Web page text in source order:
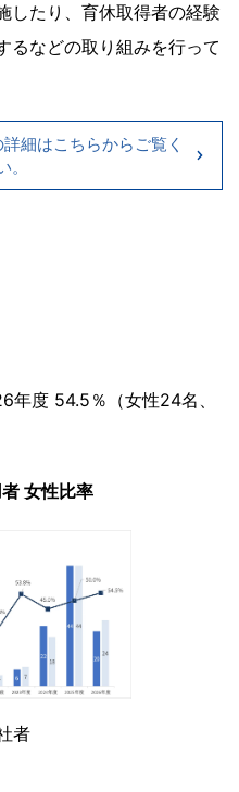
したり、育休取得者の経験
るなどの取り組みを行って
細はこちらからご覧く
。
年度 54.5％（女性24名、
女性比率
者